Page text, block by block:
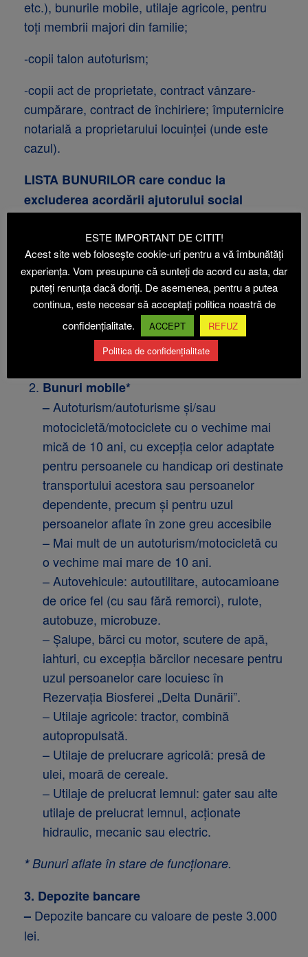
etc.), bunurile mobile, utilaje agricole, pentru
toţi membrii majori din familie;
-copii talon autoturism;
-copii act de proprietate, contract vânzare-
cumpărare, contract de închiriere; împuternicire
notarială a proprietarului locuinţei (unde este
cazul).
LISTA BUNURILOR care conduc la
excluderea acordării ajutorului social
Bunuri imobile
–Clădiri sau alte spaţii locative în afara
locuinţei de domiciliu şi a anexelor
gospodăreşti.
– Terenuri de împrejmuire a locuinţei şi
curtea aferentă şi alte terenuri intravilane
care depăşesc 1.000 mp în zona urbană şi
2.000 mp în zona rurală.
Bunuri mobile*
– Autoturism/autoturisme şi/sau
motocicletă/motociclete cu o vechime mai
mică de 10 ani, cu excepţia celor adaptate
pentru persoanele cu handicap ori destinate
transportului acestora sau persoanelor
dependente, precum şi pentru uzul
persoanelor aflate în zone greu accesibile
– Mai mult de un autoturism/motocicletă cu
o vechime mai mare de 10 ani.
– Autovehicule: autoutilitare, autocamioane
de orice fel (cu sau fără remorci), rulote,
autobuze, microbuze.
– Şalupe, bărci cu motor, scutere de apă,
iahturi, cu excepţia bărcilor necesare pentru
uzul persoanelor care locuiesc în
Rezervaţia Biosferei „Delta Dunării”.
– Utilaje agricole: tractor, combină
autopropulsată.
– Utilaje de prelucrare agricolă: presă de
ulei, moară de cereale.
– Utilaje de prelucrat lemnul: gater sau alte
utilaje de prelucrat lemnul, acţionate
hidraulic, mecanic sau electric.
* Bunuri aflate în stare de funcţionare.
3. Depozite bancare
– Depozite bancare cu valoare de peste 3.000
lei.
ESTE IMPORTANT DE CITIT!
Acest site web folosește cookie-uri pentru a vă îmbunătăți
experiența. Vom presupune că sunteți de acord cu asta, dar
puteți renunța dacă doriți. De asemenea, pentru a putea
continua, este necesar să acceptați politica noastră de
confidențialitate.
ACCEPT
REFUZ
Politica de confidențialitate